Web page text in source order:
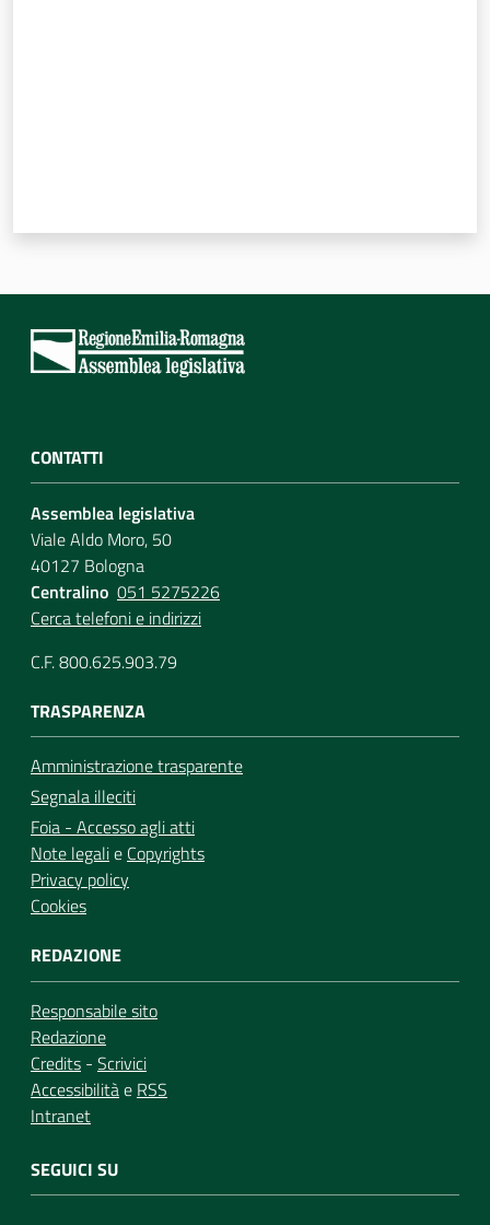
CONTATTI
Assemblea legislativa
Viale Aldo Moro, 50
40127 Bologna
Centralino 051 5275226
Cerca telefoni e indirizzi
C.F. 800.625.903.79
TRASPARENZA
Amministrazione trasparente
Segnala illeciti
Foia - Accesso agli atti
Note legalie Copyrights
Privacy policy
Cookies
REDAZIONE
Responsabile sito
Redazione
Credits - Scrivici
Accessibilitàe RSS
Intranet
SEGUICI SU